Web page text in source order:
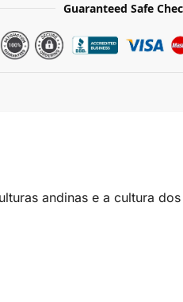
Guaranteed Safe
andinas e a cultura